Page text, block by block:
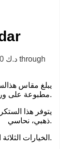
مطبوعة على ورقنا الشفاف غير اللامع.
يتوفر هذا
ذهبي، نحاسي.
الخيارات الثلاثة الكلاسيكية: ذهبي، فضي، نحاسي.